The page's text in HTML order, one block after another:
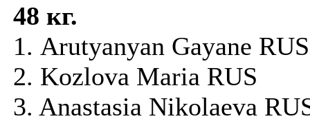
48 кг.
1. Arutyanyan Gayane
2. Kozlova Maria RUS
3. Anastasia Nikolaeva